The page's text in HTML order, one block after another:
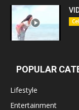
POPULAR
Lifestyle
Entertainment